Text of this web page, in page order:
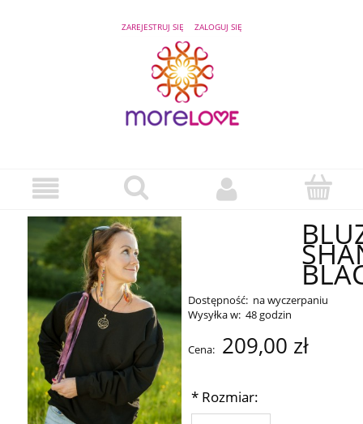
ZAREJESTRUJ SIĘ ZALOGUJ SIĘ
Dostępność: na wyczerpaniu
Wysyłka w: 48 godzin
Cena: 209,00 zł
*Rozmiar: